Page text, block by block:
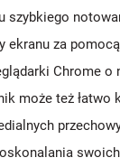
szybkiego
ekranu za
Chrome
może też łatwo